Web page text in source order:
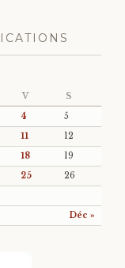
V S
Déc »
4
5
11
12
18
19
25
26